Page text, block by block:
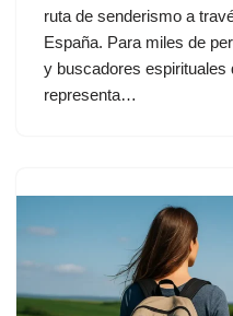
ruta de senderismo a
España. Para miles de
y buscadores espirituales
representa…